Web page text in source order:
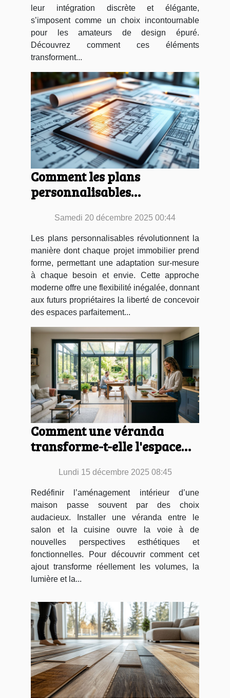
leur intégration discrète et élégante,
s’imposent comme un choix incontournable
pour les amateurs de design épuré.
Découvrez comment ces éléments
transforment...
Comment les plans
personnalisables
projet immobilier ?
Samedi 20 décembre 2025 00:44
Les plans personnalisables révolutionnent la
manière dont chaque projet immobilier prend
forme, permettant une adaptation sur-mesure
à chaque besoin et envie. Cette approche
moderne offre une flexibilité inégalée, donnant
aux futurs propriétaires la liberté de concevoir
des espaces parfaitement...
Comment une véranda
transforme-t-elle l'espace
Lundi 15 décembre 2025 08:45
Redéfinir l’aménagement intérieur d’une
maison passe souvent par des choix
audacieux. Installer une véranda entre le
salon et la cuisine ouvre la voie à de
nouvelles perspectives esthétiques et
fonctionnelles. Pour découvrir comment cet
ajout transforme réellement les volumes, la
lumière et la...